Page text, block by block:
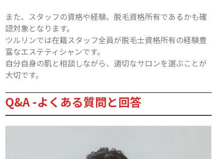
また、スタッフの資格や経験、脱毛資格所有であるかも確
認対象となります。
ツルリンでは在籍スタッフ全員が脱毛士資格所有の経験豊
富なエステティシャンです。
自分自身の肌と相談しながら、適切なサロンを選ぶことが
大切です。
Q&A -よくある質問と回答